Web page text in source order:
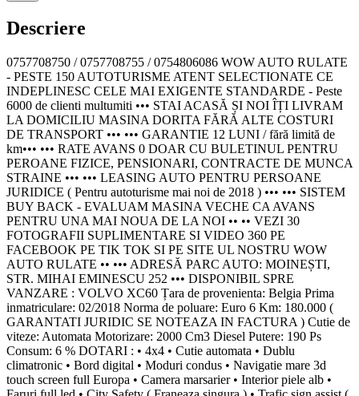
Descriere
0757708750 / 0757708755 / 0754806086 WOW AUTO RULATE
- PESTE 150 AUTOTURISME ATENT SELECTIONATE CE
INDEPLINESC CELE MAI EXIGENTE STANDARDE - Peste
6000 de clienti multumiti ••• STAI ACASĂ ȘI NOI ÎȚI LIVRAM
LA DOMICILIU MASINA DORITA FĂRĂ ALTE COSTURI
DE TRANSPORT ••• ••• GARANTIE 12 LUNI / fără limită de
km••• ••• RATE AVANS 0 DOAR CU BULETINUL PENTRU
PEROANE FIZICE, PENSIONARI, CONTRACTE DE MUNCA
STRAINE ••• ••• LEASING AUTO PENTRU PERSOANE
JURIDICE ( Pentru autoturisme mai noi de 2018 ) ••• ••• SISTEM
BUY BACK - EVALUAM MASINA VECHE CA AVANS
PENTRU UNA MAI NOUA DE LA NOI •• •• VEZI 30
FOTOGRAFII SUPLIMENTARE SI VIDEO 360 PE
FACEBOOK PE TIK TOK SI PE SITE UL NOSTRU WOW
AUTO RULATE •• ••• ADRESĂ PARC AUTO: MOINEȘTI,
STR. MIHAI EMINESCU 252 ••• DISPONIBIL SPRE
VANZARE : VOLVO XC60 Țara de provenienta: Belgia Prima
inmatriculare: 02/2018 Norma de poluare: Euro 6 Km: 180.000 (
GARANTATI JURIDIC SE NOTEAZA IN FACTURA ) Cutie de
viteze: Automata Motorizare: 2000 Cm3 Diesel Putere: 190 Ps
Consum: 6 % DOTARI : • 4x4 • Cutie automata • Dublu
climatronic • Bord digital • Moduri condus • Navigatie mare 3d
touch screen full Europa • Camera marsarier • Interior piele alb •